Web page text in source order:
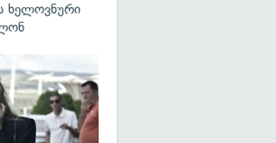
ხელოვნური